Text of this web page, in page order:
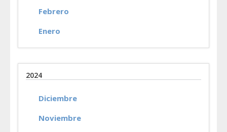
Febrero
Enero
2024
Diciembre
Noviembre